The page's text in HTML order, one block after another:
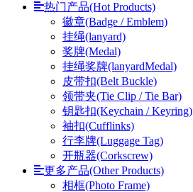
热门产品(Hot Products)
徽章(Badge / Emblem)
挂绳(lanyard)
奖牌(Medal)
挂绳奖牌(lanyardMedal)
皮带扣(Belt Buckle)
领带夹(Tie Clip / Tie Bar)
钥匙扣(Keychain / Keyring)
袖扣(Cufflinks)
行李牌(Luggage Tag)
开瓶器(Corkscrew)
更多产品(Other Products)
相框(Photo Frame)